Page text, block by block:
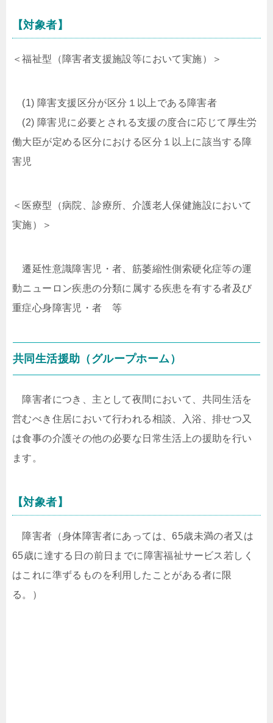
【対象者】
＜福祉型（障害者支援施設等において実施）＞
(1) 障害支援区分が区分１以上である障害者
(2) 障害児に必要とされる支援の度合に応じて厚生労
働大臣が定める区分における区分１以上に該当する障
害児
＜医療型（病院、診療所、介護老人保健施設において
実施）＞
遷延性意識障害児・者、筋萎縮性側索硬化症等の運
動ニューロン疾患の分類に属する疾患を有する者及び
重症心身障害児・者 等
共同生活援助（グループホーム）
障害者につき、主として夜間において、共同生活を
営むべき住居において行われる相談、入浴、排せつ又
は食事の介護その他の必要な日常生活上の援助を行い
ます。
【対象者】
障害者（身体障害者にあっては、65歳未満の者又は
65歳に達する日の前日までに障害福祉サービス若しく
はこれに準ずるものを利用したことがある者に限
る。）